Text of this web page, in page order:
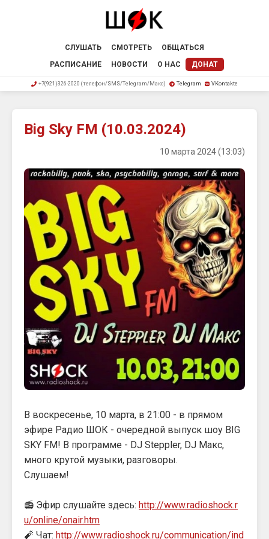
СЛУШАТЬ СМОТРЕТЬ
ОБЩАТЬСЯ
РАСПИСАНИЕ
НОВОСТИ О НАС ДОНАТ
+7(921)326-2020 (телефон/SMS/Telegram/Макс) Telegram VKontakte
Big Sky FM (10.03.2024)
10 марта 2024 (13:03)
В воскресенье, 10 марта, в 21:00 - в прямом
эфире Радио ШОК - очередной выпуск шоу BIG
SKY FM! В программе - DJ Steppler, DJ Макс,
много крутой музыки, разговоры.
Слушаем!
📻 Эфир слушайте здесь: http://www.radioshock.r
u/online/onair.htm
🧨 Чат: http://www.radioshock.ru/communication/ind